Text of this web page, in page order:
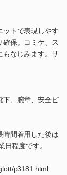
ットで表現しやす
確保。コミケ、ス
もなじみます。サ
下、腕章、安全ピ
時間着用した後は
程度です。
p3181.html